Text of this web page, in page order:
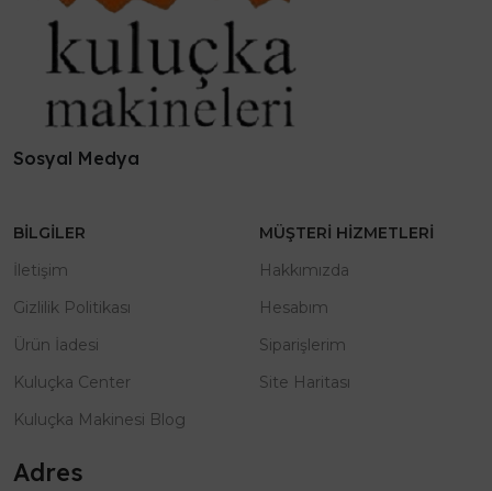
Sosyal Medya
BILGILER
İletişim
Gizlilik Politikası
Ürün İadesi
Kuluçka Center
Kuluçka Makinesi Blog
MÜŞTERI HIZMETLERI
Hakkımızda
Hesabım
Siparişlerim
Site Haritası
Adres